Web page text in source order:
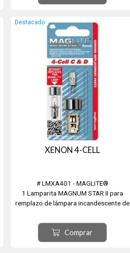
Destacado
XENON 4-CELL
# LMXA401 - MAGLITE®
1 Lamparita MAGNUM STAR II para
remplazo de lámpara incandescente de
Comprar